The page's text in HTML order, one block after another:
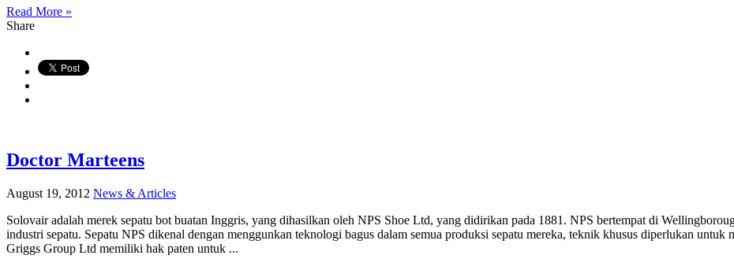
Read More »
Share
Doctor Marteens
August 19, 2012 News & Articles
Solovair adalah merek sepatu bot buatan Inggris, yang dihasilkan oleh NPS Shoe Ltd, yang didirikan pada 1881. NPS bertempat di
industri sepatu. Sepatu NPS dikenal dengan menggunkan teknologi bagus dalam semua produksi sepatu mereka, teknik khusus diperlukan untuk
Griggs Group Ltd memiliki hak paten untuk ...